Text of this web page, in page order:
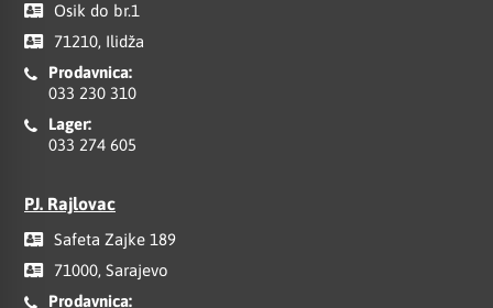
Osik do br.1
71210, Ilidža
Prodavnica:
033 230 310
Lager:
033 274 605
PJ. Rajlovac
Safeta Zajke 189
71000, Sarajevo
Prodavnica: